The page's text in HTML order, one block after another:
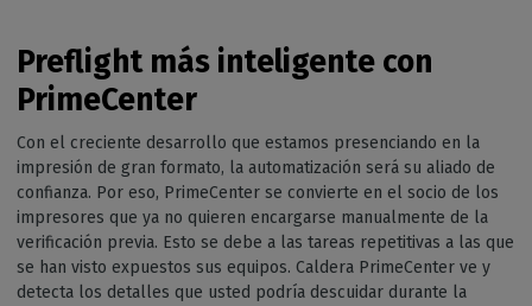
Preflight más inteligente con
PrimeCenter
Con el creciente desarrollo que estamos presenciando en la
impresión de gran formato, la automatización será su aliado de
confianza. Por eso, PrimeCenter se convierte en el socio de los
impresores que ya no quieren encargarse manualmente de la
verificación previa. Esto se debe a las tareas repetitivas a las que
se han visto expuestos sus equipos. Caldera PrimeCenter ve y
detecta los detalles que usted podría descuidar durante la